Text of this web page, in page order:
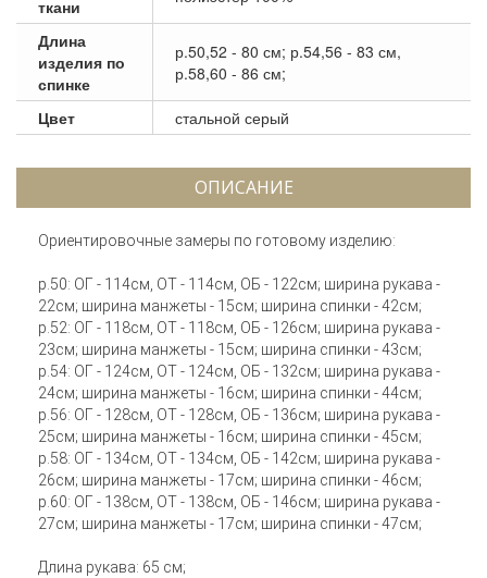
ткани
Длина
изделия по
спинке
р.50,52 - 80 см; р.54,56 - 83 см,
р.58,60 - 86 см;
Цвет стальной серый
ОПИСАНИЕ
Ориентировочные замеры по готовому изделию:
р.50: ОГ - 114см, ОТ - 114см, ОБ - 122см; ширина рукава -
22см; ширина манжеты - 15см; ширина спинки - 42см;
р.52: ОГ - 118см, ОТ - 118см, ОБ - 126см; ширина рукава -
23см; ширина манжеты - 15см; ширина спинки - 43см;
р.54: ОГ - 124см, ОТ - 124см, ОБ - 132см; ширина рукава -
24см; ширина манжеты - 16см; ширина спинки - 44см;
р.56: ОГ - 128см, ОТ - 128см, ОБ - 136см; ширина рукава -
25см; ширина манжеты - 16см; ширина спинки - 45см;
р.58: ОГ - 134см, ОТ - 134см, ОБ - 142см; ширина рукава -
26см; ширина манжеты - 17см; ширина спинки - 46см;
р.60: ОГ - 138см, ОТ - 138см, ОБ - 146см; ширина рукава -
27см; ширина манжеты - 17см; ширина спинки - 47см;
Длина рукава: 65 см;